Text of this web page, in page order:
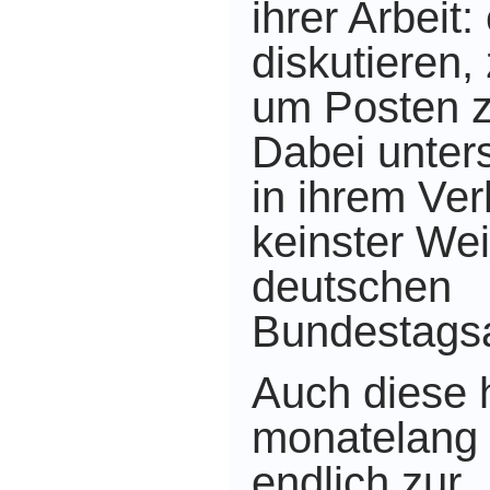
ihrer Arbeit:
diskutieren,
um Posten
Dabei
in ihrem
keinster
deutschen
Auch diese